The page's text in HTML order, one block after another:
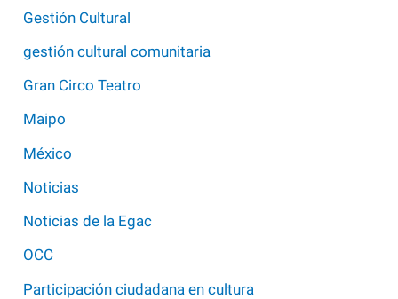
Gestión Cultural
gestión cultural comunitaria
Gran Circo Teatro
Maipo
México
Noticias
Noticias de la Egac
OCC
Participación ciudadana en cultura